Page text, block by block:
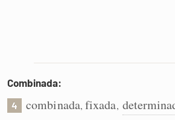
Combinada:
4 combinada, fixada,